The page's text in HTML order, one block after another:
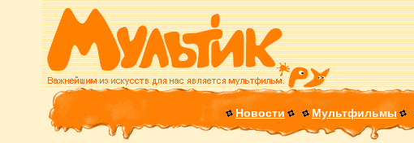
Новости Мультфильмы